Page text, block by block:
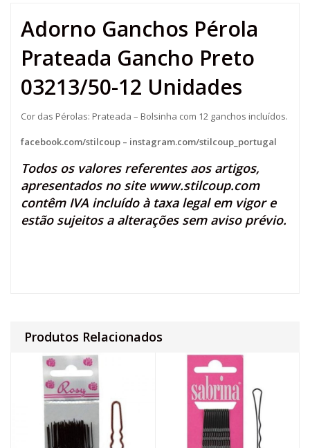
Adorno Ganchos Pérola
Prateada Gancho Preto
03213/50-12 Unidades
Cor das Pérolas: Prateada – Bolsinha com 12 ganchos incluídos.
facebook.com/stilcoup – instagram.com/stilcoup_portugal
Todos os valores referentes aos artigos,
apresentados no site www.stilcoup.com
contêm IVA incluído à taxa legal em vigor e
estão sujeitos a alterações sem aviso prévio.
Produtos Relacionados